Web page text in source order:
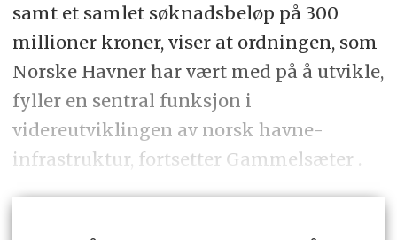
samt et samlet søknadsbeløp på 300
millioner kroner, viser at ordningen, som
Norske Havner har vært med på å utvikle,
fyller en sentral funksjon i
videreutviklingen av norsk havne-
infrastruktur, fortsetter Gammelsæter .